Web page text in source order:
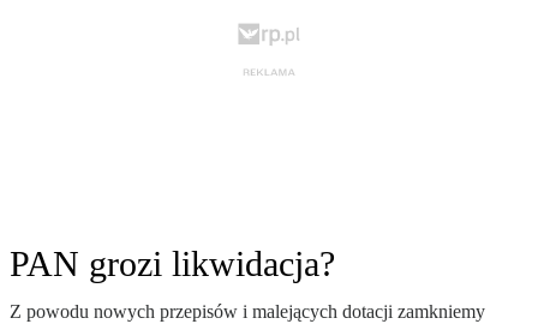
PAN grozi likwidacja?
Z powodu nowych przepisów i malejących dotacji zamkniemy